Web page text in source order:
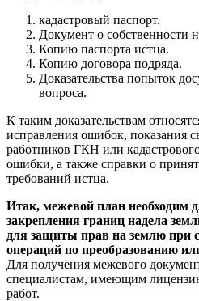
кадастровый паспорт.
Документ о собственности
Копию паспорта истца.
Копию договора подряда.
Доказательства попыток
вопроса.
К таким доказательствам
исправления ошибок, показания
работников ГКН или
ошибки, а также справки о
требований истца.
Итак, межевой план необходим
закрепления границ надела
для защиты прав на землю при
операций по преобразованию
Для получения межевого
специалистам, имеющим
работ.